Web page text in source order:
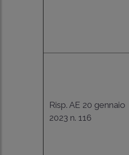
Risp. AE 20 gennaio
2023 n. 116